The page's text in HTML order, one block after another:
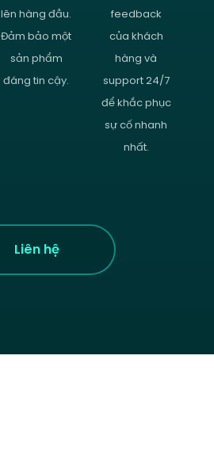
lên hàng đầu.
Đảm bảo một
sản phẩm
đáng tin cậy.
feedback
của khách
hàng và
support 24/7
để khắc phục
sự cố nhanh
nhất.
Liên hệ